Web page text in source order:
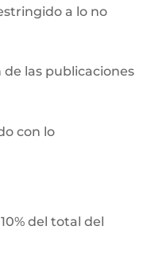
a lo no
las publicaciones
con lo
del total del